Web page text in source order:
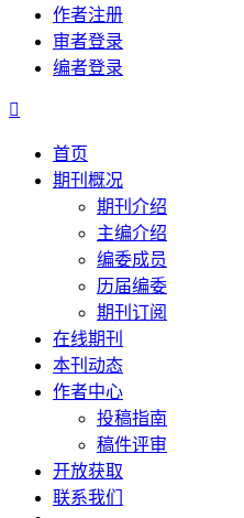
作者注册
审者登录
编者登录

首页
期刊概况
期刊介绍
主编介绍
编委成员
历届编委
期刊订阅
在线期刊
本刊动态
作者中心
投稿指南
稿件评审
开放获取
联系我们